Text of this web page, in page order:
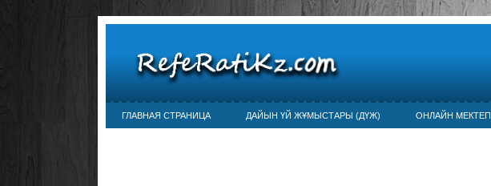
ГЛАВНАЯ СТРАНИЦА ДАЙЫН ҮЙ ЖҰМЫСТАРЫ (ДҮЖ) ОНЛАЙН МЕКТЕП